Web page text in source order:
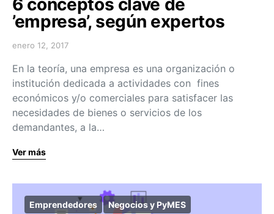
’empresa’, según expertos
enero 12, 2017
En la teoría, una empresa es una organización o
institución dedicada a actividades con fines
económicos y/o comerciales para satisfacer las
necesidades de bienes o servicios de los
demandantes, a la…
Ver más
Emprendedores Negocios y PyMES